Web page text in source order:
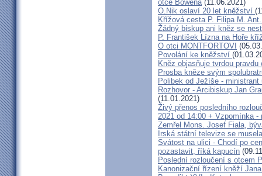
otce Bowena(11.06.2021)
O.Nik oslaví 20 let kněžství
Křížová cesta P. Filipa M.
Žádný biskup ani kněz se
P. František Lízna na Hoře
O otci MONTFORTOVI
Povolání ke kněžství
Kněz objasňuje tvrdou
Prosba kněze svým
Polibek od Ježíše -
Rozhovor - Arcibiskup Jan
(11.01.2021)
Živý přenos posledního
2021 od 14:00 + Vzpomínka
Zemřel Mons. Josef Fiala,
Irská státní televize se
Svátost na ulici - Chodí po
pozastavit, říká kapucín
Poslední rozloučení s otcem
Kanonizační řízení kněží